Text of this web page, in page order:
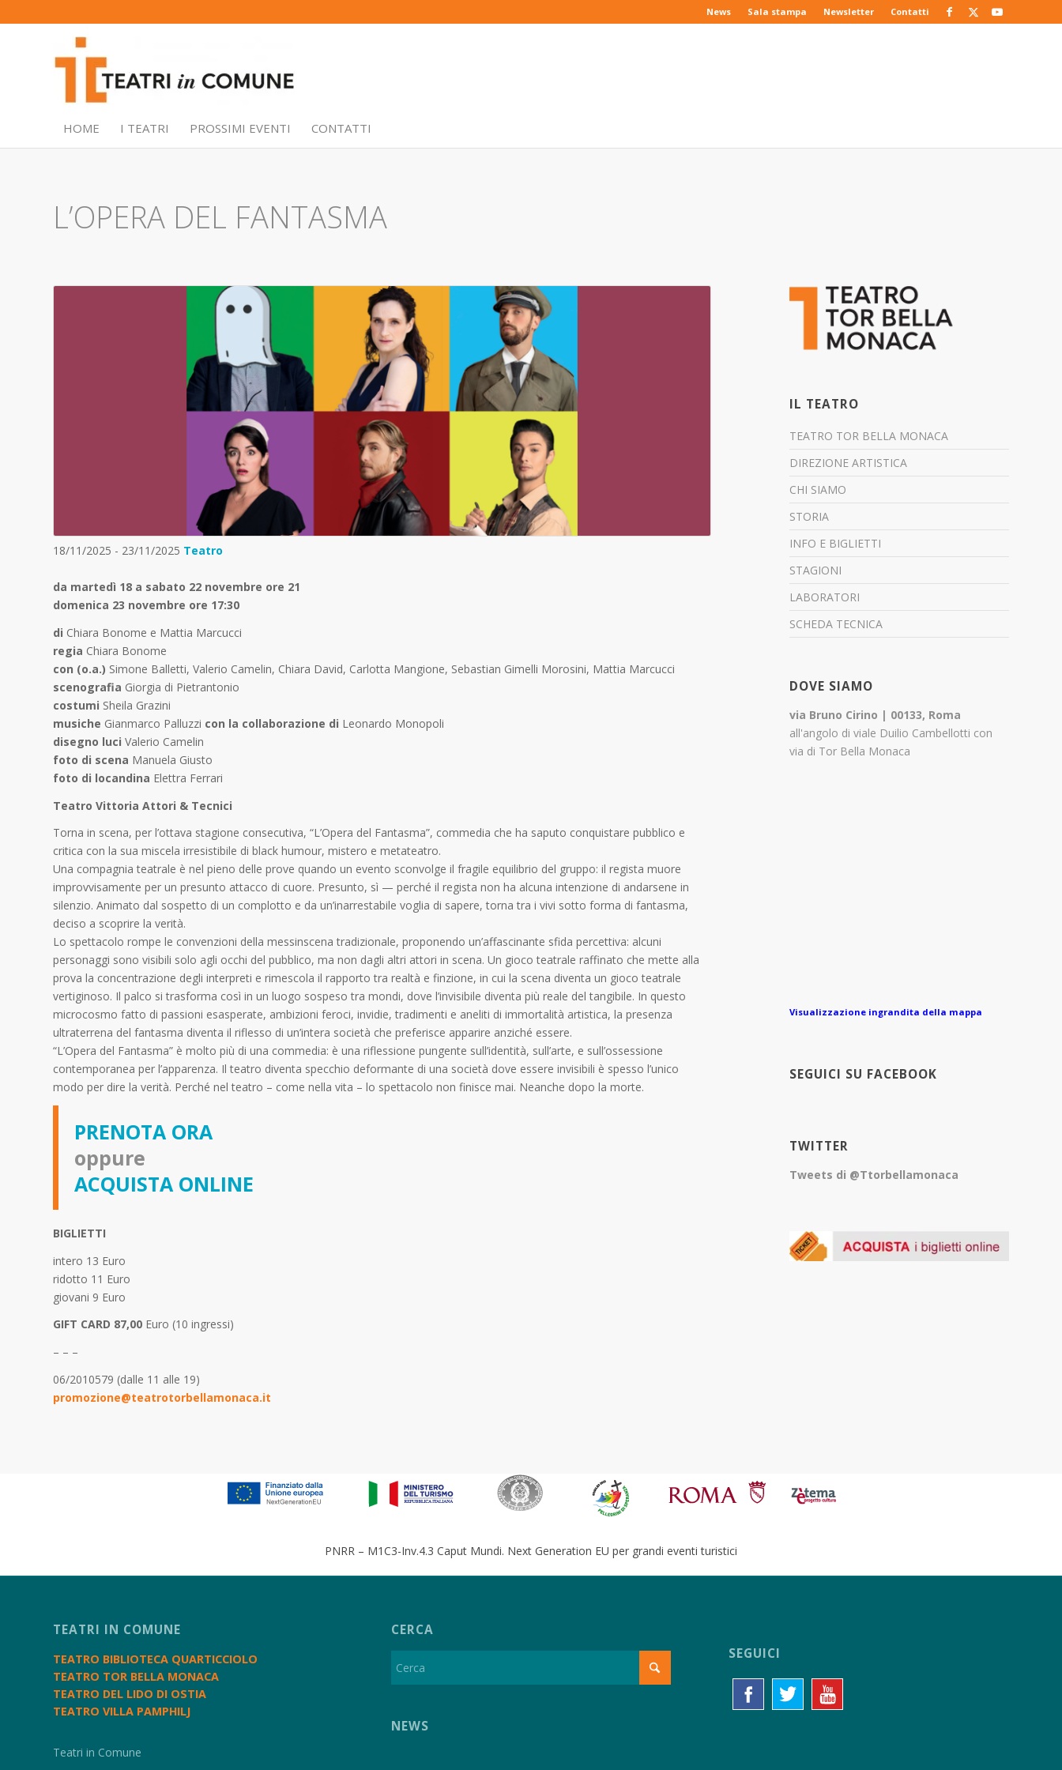
News Sala stampa Newsletter Contatti
HOME I TEATRI PROSSIMI EVENTI CONTATTI
L’OPERA DEL FANTASMA
18/11/2025 - 23/11/2025 Teatro
da martedì 18 a sabato 22 novembre ore 21
domenica 23 novembre ore 17:30
di Chiara Bonome e Mattia Marcucci
regia Chiara Bonome
con (o.a.) Simone Balletti, Valerio Camelin, Chiara David, Carlotta Mangione, Sebastian Gimelli Morosini, Mattia Marcucci
scenografia Giorgia di Pietrantonio
costumi Sheila Grazini
musiche Gianmarco Palluzzi con la collaborazione di Leonardo Monopoli
disegno luci Valerio Camelin
foto di scena Manuela Giusto
foto di locandina Elettra Ferrari
Teatro Vittoria Attori & Tecnici
Torna in scena, per l’ottava stagione consecutiva, “L’Opera del Fantasma”, commedia che ha saputo conquistare pubblico e
critica con la sua miscela irresistibile di black humour, mistero e metateatro.
Una compagnia teatrale è nel pieno delle prove quando un evento sconvolge il fragile equilibrio del gruppo: il regista muore
improvvisamente per un presunto attacco di cuore. Presunto, sì — perché il regista non ha alcuna intenzione di andarsene in
silenzio. Animato dal sospetto di un complotto e da un’inarrestabile voglia di sapere, torna tra i vivi sotto forma di fantasma,
deciso a scoprire la verità.
Lo spettacolo rompe le convenzioni della messinscena tradizionale, proponendo un’affascinante sfida percettiva: alcuni
personaggi sono visibili solo agli occhi del pubblico, ma non dagli altri attori in scena. Un gioco teatrale raffinato che mette alla
prova la concentrazione degli interpreti e rimescola il rapporto tra realtà e finzione, in cui la scena diventa un gioco teatrale
vertiginoso. Il palco si trasforma così in un luogo sospeso tra mondi, dove l’invisibile diventa più reale del tangibile. In questo
microcosmo fatto di passioni esasperate, ambizioni feroci, invidie, tradimenti e aneliti di immortalità artistica, la presenza
ultraterrena del fantasma diventa il riflesso di un’intera società che preferisce apparire anziché essere.
“L’Opera del Fantasma” è molto più di una commedia: è una riflessione pungente sull’identità, sull’arte, e sull’ossessione
contemporanea per l’apparenza. Il teatro diventa specchio deformante di una società dove essere invisibili è spesso l’unico
modo per dire la verità. Perché nel teatro – come nella vita – lo spettacolo non finisce mai. Neanche dopo la morte.
PRENOTA ORA
oppure
ACQUISTA ONLINE
BIGLIETTI
intero 13 Euro
ridotto 11 Euro
giovani 9 Euro
GIFT CARD 87,00 Euro (10 ingressi)
– – –
06/2010579 (dalle 11 alle 19)
promozione@teatrotorbellamonaca.it
IL TEATRO
TEATRO TOR BELLA MONACA
DIREZIONE ARTISTICA
CHI SIAMO
STORIA
INFO E BIGLIETTI
STAGIONI
LABORATORI
SCHEDA TECNICA
DOVE SIAMO
via Bruno Cirino | 00133, Roma
all'angolo di viale Duilio Cambellotti con
via di Tor Bella Monaca
Visualizzazione ingrandita della mappa
SEGUICI SU FACEBOOK
TWITTER
Tweets di @Ttorbellamonaca
PNRR – M1C3-Inv.4.3 Caput Mundi. Next Generation EU per grandi eventi turistici
TEATRI IN COMUNE
TEATRO BIBLIOTECA QUARTICCIOLO
TEATRO TOR BELLA MONACA
TEATRO DEL LIDO DI OSTIA
TEATRO VILLA PAMPHILJ
Teatri in Comune
CERCA
NEWS
SEGUICI